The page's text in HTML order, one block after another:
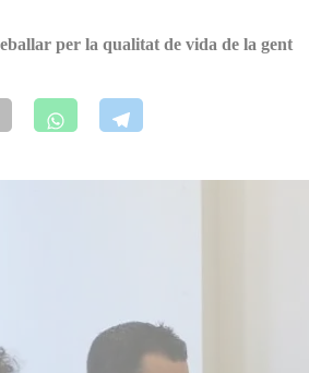
per la qualitat de vida de la gent